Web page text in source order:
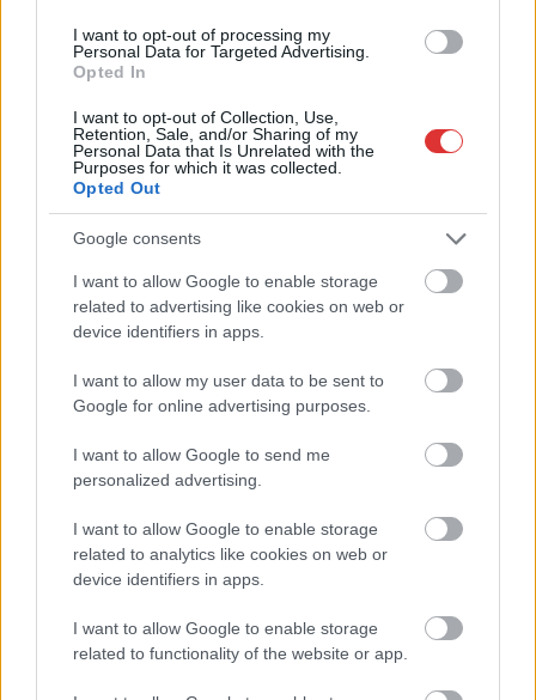
I want to opt-out of processing my
Personal Data for Targeted Advertising.
Opted In
I want to opt-out of Collection, Use,
Retention, Sale, and/or Sharing of my
Personal Data that Is Unrelated with the
Purposes for which it was collected.
Opted Out
Google consents
I want to allow Google to enable storage
related to advertising like cookies on web or
device identifiers in apps.
I want to allow my user data to be sent to
Google for online advertising purposes.
I want to allow Google to send me
personalized advertising.
I want to allow Google to enable storage
related to analytics like cookies on web or
device identifiers in apps.
I want to allow Google to enable storage
related to functionality of the website or app.
2026.08.06. szol24.hu
Harmadfokú hőségriasztás az országban:
Szolnokon klímát javítottak, helikoptereket is
bevetettek a tüzeknél
Tovább tombol az extrém kánikula az országban, a jelenlegi
előrejelzések szerint a jövő hét elejéig garantált...
Szolnok